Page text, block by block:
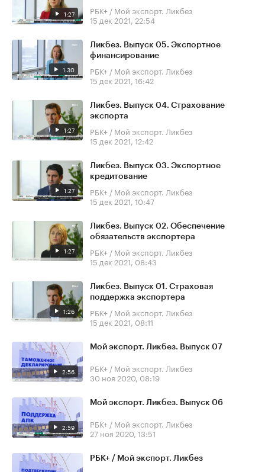
1:27
РБК+ / Мой экспорт. Ликбез
15 дек 2021, 22:54
1:30
Ликбез. Выпуск 05. Экспортное
финансирование
РБК+ / Мой экспорт. Ликбез
15 дек 2021, 16:42
1:27
Ликбез. Выпуск 04. Страхование
экспорта
РБК+ / Мой экспорт. Ликбез
15 дек 2021, 12:42
1:27
Ликбез. Выпуск 03. Экспортное
кредитование
РБК+ / Мой экспорт. Ликбез
15 дек 2021, 10:47
1:27
Ликбез. Выпуск 02. Обеспечение
обязательств экспортера
РБК+ / Мой экспорт. Ликбез
15 дек 2021, 08:43
1:26
Ликбез. Выпуск 01. Страховая
поддержка экспортера
РБК+ / Мой экспорт. Ликбез
15 дек 2021, 08:11
2:56
Мой экспорт. Ликбез. Выпуск 07
РБК+ / Мой экспорт. Ликбез
30 ноя 2020, 08:19
2:59
Мой экспорт. Ликбез. Выпуск 06
РБК+ / Мой экспорт. Ликбез
27 ноя 2020, 13:51
РБК+ / Мой экспорт. Ликбез